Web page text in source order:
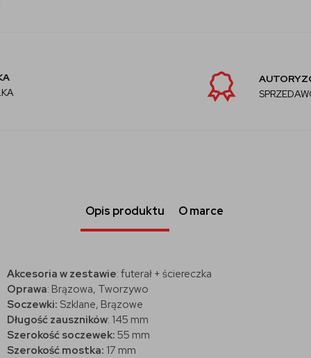
AUTORYZOWANY
SPRZEDAWCA
Opis produktu O marce
Akcesoria w zestawie: futerał + ściereczka
Oprawa: Brązowa, Tworzywo
Soczewki: Szklane, Brązowe
Długość zauszników: 145 mm
Szerokość soczewek: 55 mm
Szerokość mostka: 17 mm